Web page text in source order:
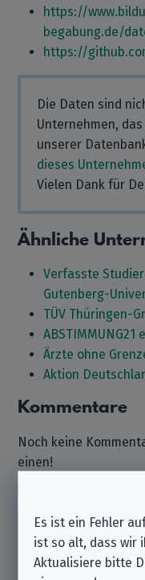
https://
begabung.de/
https://
Die Daten sind
Unternehmen,
unserer
dieses
Vielen Dank für
Ähnliche
Verfasste
Gutenberg-
TÜV Thüringen-
ABSTIMMUNG21
Ärzte ohne
Aktion
Kommentare
Noch keine
einen!
Beachte bitte,
Datenschutzverein
Es ist ein Fehler
ist so alt, dass wir
Aktualisiere bitte